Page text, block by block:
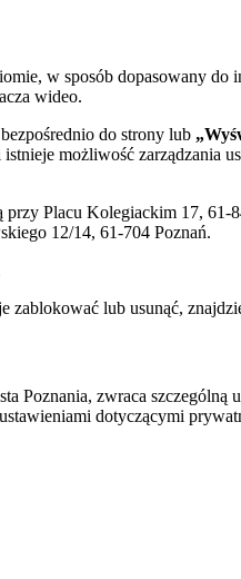
w sposób dopasowany
wideo.
do strony lub
możliwość zarządzania
Placu Kolegiackim 17, 61-
12/14, 61-704 Poznań.
zablokować lub usunąć,
zwraca
dotyczącymi